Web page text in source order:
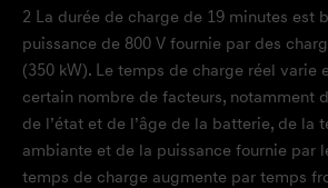
2 La durée de charge de 19 minutes est
puissance de 800 V fournie par des
(350 kW). Le temps de charge réel varie
certain nombre de facteurs, notamment
de l’état et de l’âge de la batterie, de la
ambiante et de la puissance fournie par
temps de charge augmente par temps